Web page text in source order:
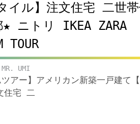
イル】注文住宅 二世
★ ニトリ IKEA ZARA
TOUR
UMI
アー】アメリカン新築一戸建て【
住宅 二